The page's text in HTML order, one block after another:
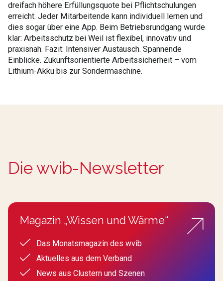
dreifach höhere Erfüllungsquote bei Pflichtschulungen
erreicht. Jeder Mitarbeitende kann individuell lernen und
dies sogar über eine App. Beim Betriebsrundgang wurde
klar: Arbeitsschutz bei Weil ist flexibel, innovativ und
praxisnah. Fazit: Intensiver Austausch. Spannende
Einblicke. Zukunftsorientierte Arbeitssicherheit – vom
Lithium-Akku bis zur Sondermaschine.
Die wvib-Newsletter
Magazin „Wissen und Wärme“
Das Monatsmagazin des wvib
Aktuelles aus dem Verband
News aus Clustern und Szenen